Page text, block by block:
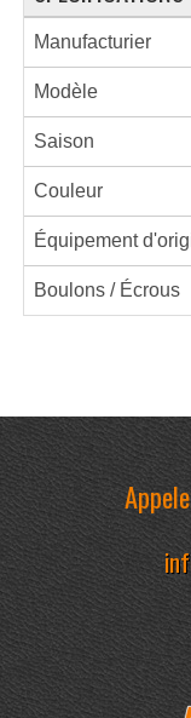
Manufacturier
Modèle
Saison
Couleur
Équipement
Boulons / Écrous